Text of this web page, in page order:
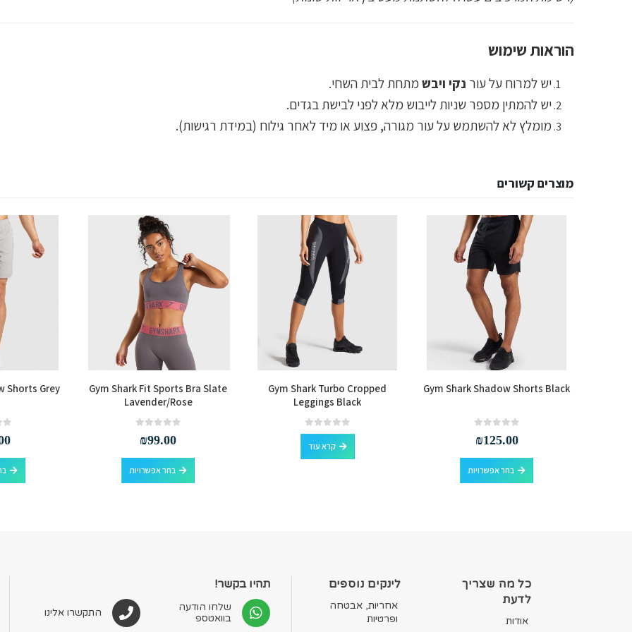
הוראות שימוש
יש למרוח על עור נקי ויבשמתחת לבית השחי.
יש להמתין מספר שניות לייבוש מלא לפני לבישת בגדים.
מומלץ לא להשתמש על עור מגורה, פצוע או מיד לאחר גילוח (במידת רגישות).
מוצרים קשורים
Gym Shark Shadow Shorts Black
₪125.00
בחר אפשרויות
למוצר זה יש מספר סוגים. ניתן לבחור את האפשרויות בעמוד המוצר
Gym Shark Turbo Cropped
Leggings Black
0
out of 5
קרא עוד
Gym Shark Fit Sports Bra Slate
Lavender/Rose
₪99.00
בחר אפשרויות
למוצר זה יש מספר סוגים. ניתן לבחור את האפשרויות בעמוד המוצר
Shorts Grey
כל מה שצריך
לדעת
אודות
לינקים נוספים
אחריות, אבטחה
ופרטיות
תהיו בקשר!
שלחו הודעה
בוואטספ
התקשרו אלינו